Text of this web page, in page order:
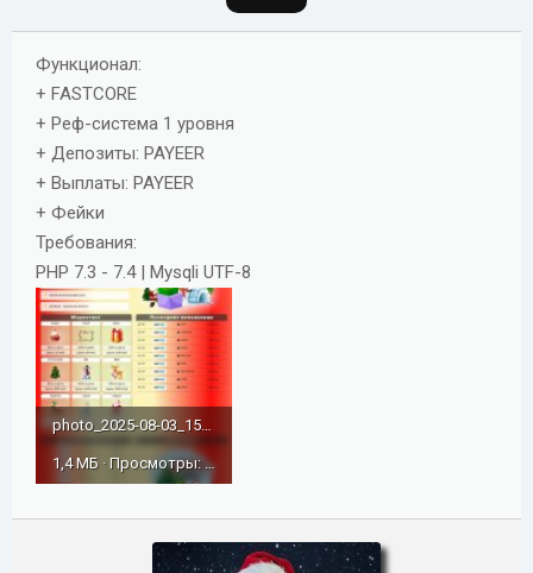
н
и
я
Функционал:
+ FASTCORE
+ Реф-система 1 уровня
+ Депозиты: PAYEER
+ Выплаты: PAYEER
+ Фейки
Требования:
PHP 7.3 - 7.4 | Mysqli UTF-8
photo_2025-08-03_15-40-16.jpg
1,4 МБ · Просмотры: 154